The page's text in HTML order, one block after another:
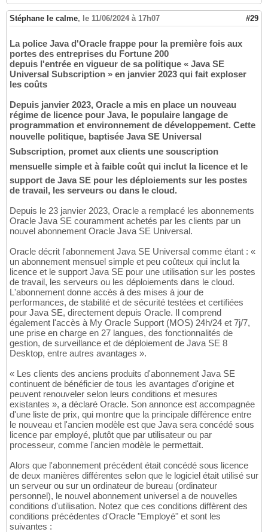
Stéphane le calme, le 11/06/2024 à 17h07 #29
La police Java d'Oracle frappe pour la première fois aux
portes des entreprises du Fortune 200
depuis l'entrée en vigueur de sa politique « Java SE
Universal Subscription » en janvier 2023 qui fait exploser
les coûts
Depuis janvier 2023, Oracle a mis en place un nouveau
régime de licence pour Java, le populaire langage de
programmation et environnement de développement. Cette
nouvelle politique, baptisée Java SE Universal
Subscription, promet aux clients une souscription
mensuelle simple et à faible coût qui inclut la licence et le
support de Java SE pour les déploiements sur les postes
de travail, les serveurs ou dans le cloud.
Depuis le 23 janvier 2023, Oracle a remplacé les abonnements
Oracle Java SE couramment achetés par les clients par un
nouvel abonnement Oracle Java SE Universal.
Oracle décrit l'abonnement Java SE Universal comme étant : «
un abonnement mensuel simple et peu coûteux qui inclut la
licence et le support Java SE pour une utilisation sur les postes
de travail, les serveurs ou les déploiements dans le cloud.
L'abonnement donne accès à des mises à jour de
performances, de stabilité et de sécurité testées et certifiées
pour Java SE, directement depuis Oracle. Il comprend
également l'accès à My Oracle Support (MOS) 24h/24 et 7j/7,
une prise en charge en 27 langues, des fonctionnalités de
gestion, de surveillance et de déploiement de Java SE 8
Desktop, entre autres avantages ».
« Les clients des anciens produits d'abonnement Java SE
continuent de bénéficier de tous les avantages d'origine et
peuvent renouveler selon leurs conditions et mesures
existantes », a déclaré Oracle. Son annonce est accompagnée
d'une liste de prix, qui montre que la principale différence entre
le nouveau et l'ancien modèle est que Java sera concédé sous
licence par employé, plutôt que par utilisateur ou par
processeur, comme l'ancien modèle le permettait.
Alors que l'abonnement précédent était concédé sous licence
de deux manières différentes selon que le logiciel était utilisé sur
un serveur ou sur un ordinateur de bureau (ordinateur
personnel), le nouvel abonnement universel a de nouvelles
conditions d'utilisation. Notez que ces conditions diffèrent des
conditions précédentes d'Oracle "Employé" et sont les
suivantes :